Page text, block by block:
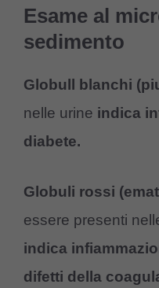
Esame al
sedimento
Globull blanchi
nelle urine indica
diabete.
Globuli rossi
essere presenti
indica
difetti della